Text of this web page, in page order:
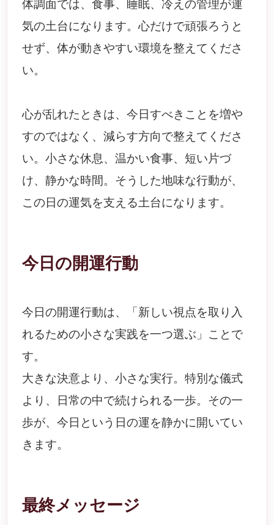
体調面では、食事、睡眠、冷えの管理が運
気の土台になります。心だけで頑張ろうと
せず、体が動きやすい環境を整えてくださ
い。
心が乱れたときは、今日すべきことを増や
すのではなく、減らす方向で整えてくださ
い。小さな休息、温かい食事、短い片づ
け、静かな時間。そうした地味な行動が、
この日の運気を支える土台になります。
今日の開運行動
今日の開運行動は、「新しい視点を取り入
れるための小さな実践を一つ選ぶ」ことで
す。
大きな決意より、小さな実行。特別な儀式
より、日常の中で続けられる一歩。その一
歩が、今日という日の運を静かに開いてい
きます。
最終メッセージ